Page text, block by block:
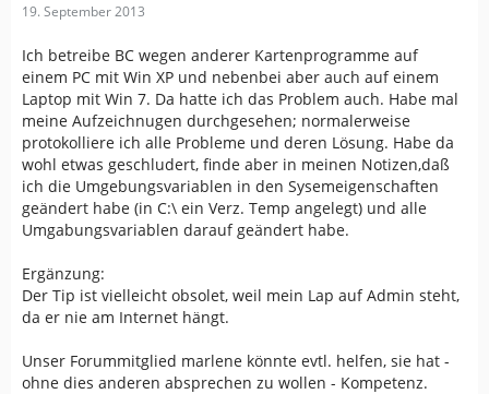
19. September 2013
Ich betreibe BC wegen anderer Kartenprogramme auf
einem PC mit Win XP und nebenbei aber auch auf einem
Laptop mit Win 7. Da hatte ich das Problem auch. Habe mal
meine Aufzeichnugen durchgesehen; normalerweise
protokolliere ich alle Probleme und deren Lösung. Habe da
wohl etwas geschludert, finde aber in meinen Notizen,daß
ich die Umgebungsvariablen in den Sysemeigenschaften
geändert habe (in C:\ ein Verz. Temp angelegt) und alle
Umgabungsvariablen darauf geändert habe.
Ergänzung:
Der Tip ist vielleicht obsolet, weil mein Lap auf Admin steht,
da er nie am Internet hängt.
Unser Forummitglied marlene könnte evtl. helfen, sie hat -
ohne dies anderen absprechen zu wollen - Kompetenz.